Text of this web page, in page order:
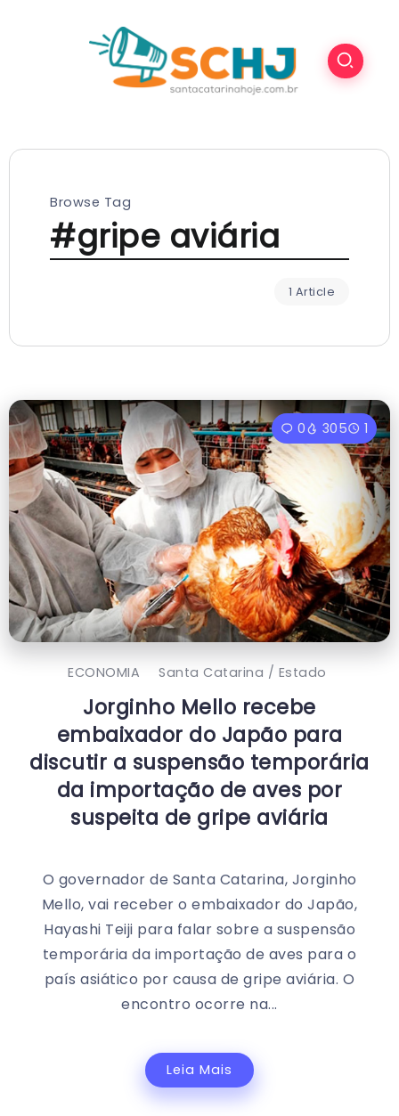
Browse Tag
#gripe aviária
1 Article
0 305 1
ECONOMIA Santa Catarina / Estado
Jorginho Mello recebe
embaixador do Japão para
discutir a suspensão temporária
da importação de aves por
suspeita de gripe aviária
O governador de Santa Catarina, Jorginho
Mello, vai receber o embaixador do Japão,
Hayashi Teiji para falar sobre a suspensão
temporária da importação de aves para o
país asiático por causa de gripe aviária. O
encontro ocorre na...
Leia Mais